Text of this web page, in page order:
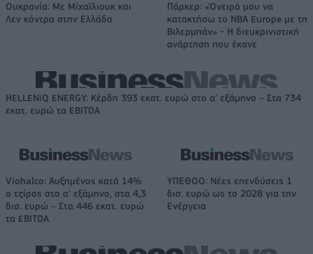
Ουκρανία: Με Μίχαϊλιουκ και
Λεν κόντρα στην Ελλάδα
Πάρκερ: «Όνειρό μου να
κατακτήσω το ΝΒΑ Europe με τη
Βιλερμπάν» - Η διευκρινιστική
ανάρτηση που έκανε
HELLENiQ ENERGY: Κέρδη 393 εκατ. ευρώ στο α' εξάμηνο – Στα 734
εκατ. ευρώ τα EBITDA
Viohalco: Αυξημένος κατά 14%
ο τζίρος στο α' εξάμηνο, στα 4,3
δισ. ευρώ – Στα 446 εκατ. ευρώ
τα EBITDA
ΥΠΕΘΟΟ: Νέες επενδύσεις 1
δισ. ευρώ ως το 2028 για την
Ενέργεια